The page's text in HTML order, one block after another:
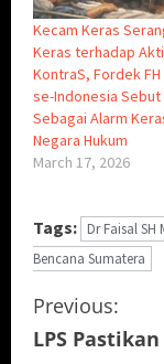
Kecam Keras
Keras terhadap
KontraS, Fordek FH
se-Indonesia Sebut
Sebagai Alarm
Negara Hukum
March 17, 2026
Tags: Dr Faisal SH
Bencana Sumatera
C
Previous:
LPS